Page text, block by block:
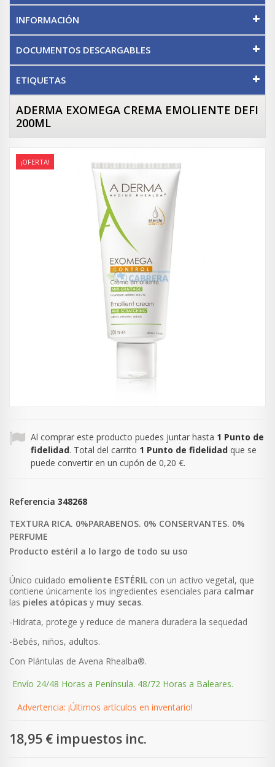
INFORMACIÓN
DOCUMENTOS DESCARGABLES
ETIQUETAS
ADERMA EXOMEGA CREMA EMOLIENTE DEFI
200ML
¡OFERTA!
Al comprar este producto puedes juntar hasta 1 Punto de
fidelidad. Total del carrito 1 Punto de fidelidad que se
puede convertir en un cupón de 0,20 €.
Referencia 348268
TEXTURA RICA. 0%PARABENOS. 0% CONSERVANTES. 0%
PERFUME
Producto estéril a lo largo de todo su uso
Único cuidado emoliente ESTÉRIL con un activo vegetal, que
contiene únicamente los ingredientes esenciales para calmar
las pieles atópicas y muy secas.
-Hidrata, protege y reduce de manera duradera la sequedad
-Bebés, niños, adultos.
Con Plántulas de Avena Rhealba®.
Envío 24/48 Horas a Península. 48/72 Horas a Baleares.
Advertencia: ¡Últimos artículos en inventario!
18,95 € impuestos inc.